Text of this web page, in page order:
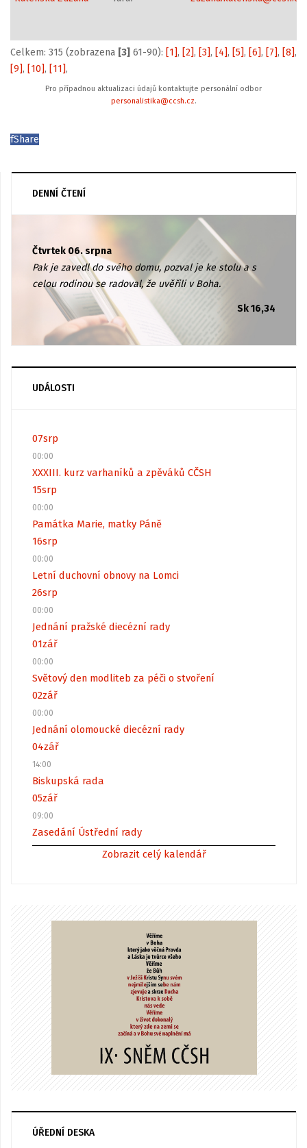
Celkem: 315 (zobrazena [3] 61-90): [1], [2], [3], [4], [5], [6], [7], [8],
[9], [10], [11],
Pro případnou aktualizaci údajů kontaktujte personální odbor
personalistika@ccsh.cz.
fShare
DENNÍ ČTENÍ
Čtvrtek 06. srpna
Pak je zavedl do svého domu, pozval je ke stolu a s
celou rodinou se radoval, že uvěřili v Boha.
Sk 16,34
UDÁLOSTI
07srp
00:00
XXXIII. kurz varhaníků a zpěváků CČSH
15srp
00:00
Památka Marie, matky Páně
16srp
00:00
Letní duchovní obnovy na Lomci
26srp
00:00
Jednání pražské diecézní rady
01zář
00:00
Světový den modliteb za péči o stvoření
02zář
00:00
Jednání olomoucké diecézní rady
04zář
14:00
Biskupská rada
05zář
09:00
Zasedání Ústřední rady
Zobrazit celý kalendář
ÚŘEDNÍ DESKA